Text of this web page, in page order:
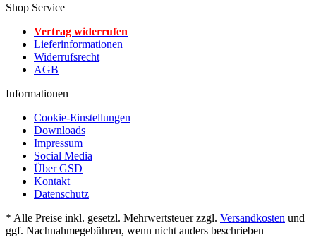
Shop Service
Vertrag widerrufen
Lieferinformationen
Widerrufsrecht
AGB
Informationen
Cookie-Einstellungen
Downloads
Impressum
Social Media
Über GSD
Kontakt
Datenschutz
* Alle Preise inkl. gesetzl. Mehrwertsteuer zzgl. Versandkosten und
ggf. Nachnahmegebühren, wenn nicht anders beschrieben